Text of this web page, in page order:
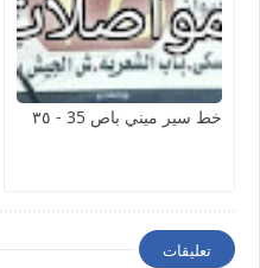
خط سير ميني باص 35 - ٣٥
تعليقات